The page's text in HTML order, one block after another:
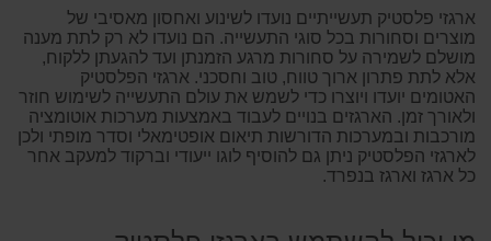
ארגזי פלסטיק תעשייתיים נועדו לשינוע ואחסון מאסיבי של
מוצרים וסחורות בכל סוגי התעשייה. הם נועדו לא רק לתת מענה
מושלם לשמירה על סחורות מרגע הזמנתן ועד להגעתן ללקוח,
אלא לתת פתרון ארוך טווח, טוב וחסכני. ארגזי הפלסטיק
האטומים יועדו ויוצרו כדי לשמש את עולם התעשייה לשימוש חוזר
ולאורך זמן. הארגזים בנויים לעבוד באמצעות מערכות אוטומציה
מורכבות ובמערכות הדורשות תיאום אופטימאלי וסדר מופתי ולכן
לארגזי הפלסטיק ניתן גם להוסיף לוגו ייעודי וברקוד למעקב אחר
כל ארגז וארגז בנפרד.